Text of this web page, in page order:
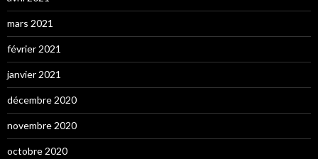
mars 2021
février 2021
janvier 2021
décembre 2020
novembre 2020
octobre 2020